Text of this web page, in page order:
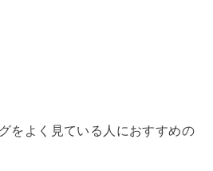
をよく見ている人におすすめの